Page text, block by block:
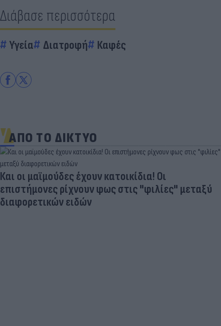
Διάβασε περισσότερα
Υγεία Διατροφή Καφές
ΑΠΟ ΤΟ ΔΙΚΤΥΟ
Και οι μαϊμούδες έχουν κατοικίδια! Οι
επιστήμονες ρίχνουν φως στις "φιλίες" μεταξύ
διαφορετικών ειδών